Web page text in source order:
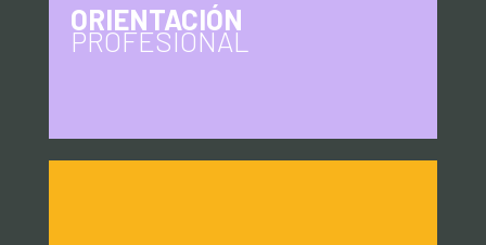
ORIENTACIÓN
PROFESIONAL